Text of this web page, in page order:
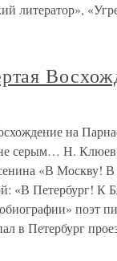
литератор»,
на
серым… Н. Клюев
«В Москву!
«В Петербург! К
поэт
в Петербург